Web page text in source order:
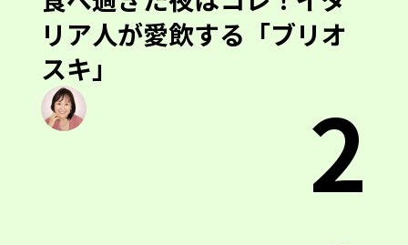
リア人が愛飲する「ブリオ
スキ」
2